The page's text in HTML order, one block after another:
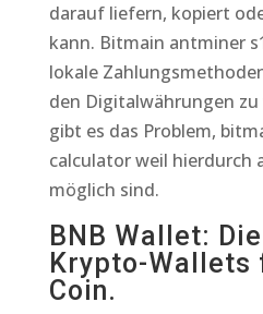
darauf liefern, kopiert
kann. Bitmain antminer
lokale
den Digitalwährungen
gibt es das Problem,
calculator weil hierdurch
möglich sind.
BNB Wallet:
Krypto-Wallets
Coin.